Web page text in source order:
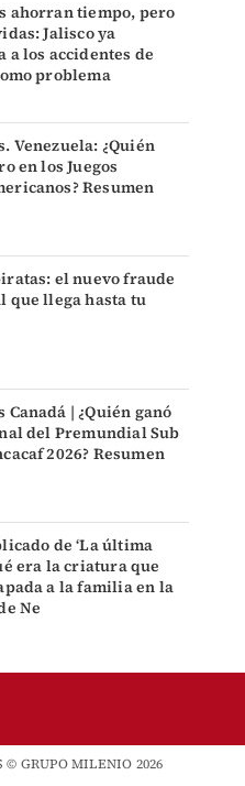
ahorran tiempo, pero
Jalisco ya
a los accidentes de
problema
Venezuela: ¿Quién
en los Juegos
Resumen
el nuevo fraude
que llega hasta tu
Canadá | ¿Quién ganó
del Premundial Sub
2026? Resumen
de ‘La última
era la criatura que
a la familia en la
Ne
© GRUPO MILENIO 2026